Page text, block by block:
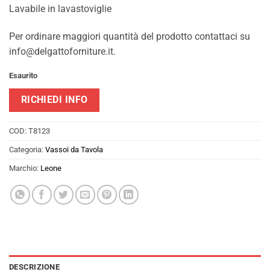
Lavabile in lavastoviglie
Per ordinare maggiori quantità del prodotto contattaci su
info@delgattoforniture.it.
Esaurito
RICHIEDI INFO
COD: T8123
Categoria: Vassoi da Tavola
Marchio: Leone
DESCRIZIONE